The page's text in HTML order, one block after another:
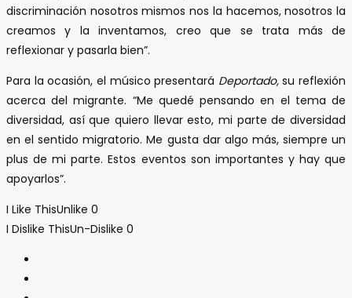
discriminación nosotros mismos nos la hacemos, nosotros la
creamos y la inventamos, creo que se trata más de
reflexionar y pasarla bien”.
Para la ocasión, el músico presentará Deportado,su reflexión
acerca del migrante. “Me quedé pensando en el tema de
diversidad, así que quiero llevar esto, mi parte de diversidad
en el sentido migratorio. Me gusta dar algo más, siempre un
plus de mi parte. Estos eventos son importantes y hay que
apoyarlos”.
I Like ThisUnlike 0
I Dislike ThisUn-Dislike 0